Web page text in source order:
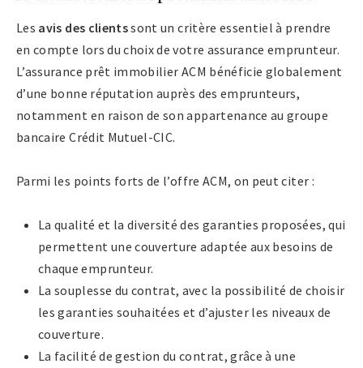
Les avis des clientssont un critère essentiel à prendre
en compte lors du choix de votre assurance emprunteur.
L’assurance prêt immobilier ACM bénéficie globalement
d’une bonne réputation auprès des emprunteurs,
notamment en raison de son appartenance au groupe
bancaire Crédit Mutuel-CIC.
Parmi les points forts de l’offre ACM, on peut citer :
La qualité et la diversité des garanties proposées, qui
permettent une couverture adaptée aux besoins de
chaque emprunteur.
La souplesse du contrat, avec la possibilité de choisir
les garanties souhaitées et d’ajuster les niveaux de
couverture.
La facilité de gestion du contrat, grâce à une